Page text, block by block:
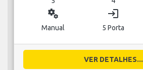
miscellaneous_services
Manual
login
5 Porta
VER DETALHES...